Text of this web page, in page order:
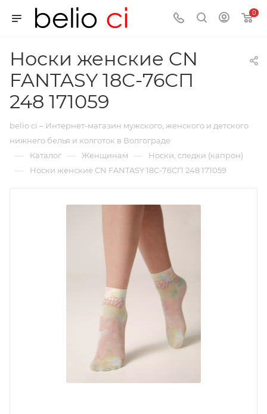
0
Носки женские CN
FANTASY 18С-76СП
248 171059
belio ci – Интернет-магазин мужского, женского и детского
нижнего белья и колготок в Волгограде
— Каталог — Женщинам — Носки, следки (капрон)
— Носки женские CN FANTASY 18С-76СП 248 171059